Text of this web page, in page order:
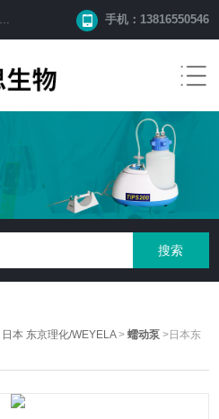
手机：13816550546
日本 东京理化/WEYELA>蠕动泵 >日本东